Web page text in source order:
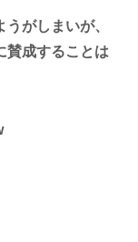
がしまいが、
賛成することは